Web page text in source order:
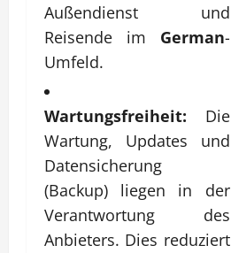
Außendienst und
Reisende im German-
Umfeld.
Wartungsfreiheit: Die
Wartung, Updates und
Datensicherung
(Backup) liegen in der
Verantwortung des
Anbieters. Dies reduziert